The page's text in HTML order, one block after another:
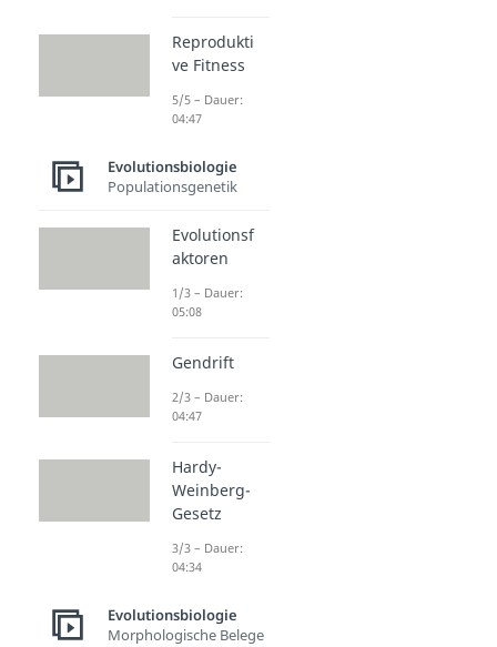
Reprodukti
ve Fitness
5/5 – Dauer:
04:47
Evolutionsbiologie
Populationsgenetik
Evolutionsf
aktoren
1/3 – Dauer:
05:08
Gendrift
2/3 – Dauer:
04:47
Hardy-
Weinberg-
Gesetz
3/3 – Dauer:
04:34
Evolutionsbiologie
Morphologische Belege